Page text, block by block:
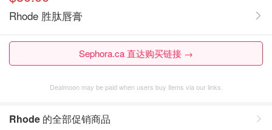
Rhode 胜肽唇膏
Sephora.ca 直达购买链接 →
Dealmoon may be paid when users buy items via our links.
Rhode 的全部促销商品